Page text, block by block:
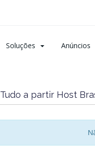
Soluções Anúncios
Tudo a partir Host